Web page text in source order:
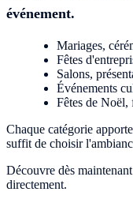
événement.
Mariages,
Fêtes
Salons,
Événements
Fêtes de Noël,
Chaque catégorie
suffit de choisir
Découvre dès
directement.